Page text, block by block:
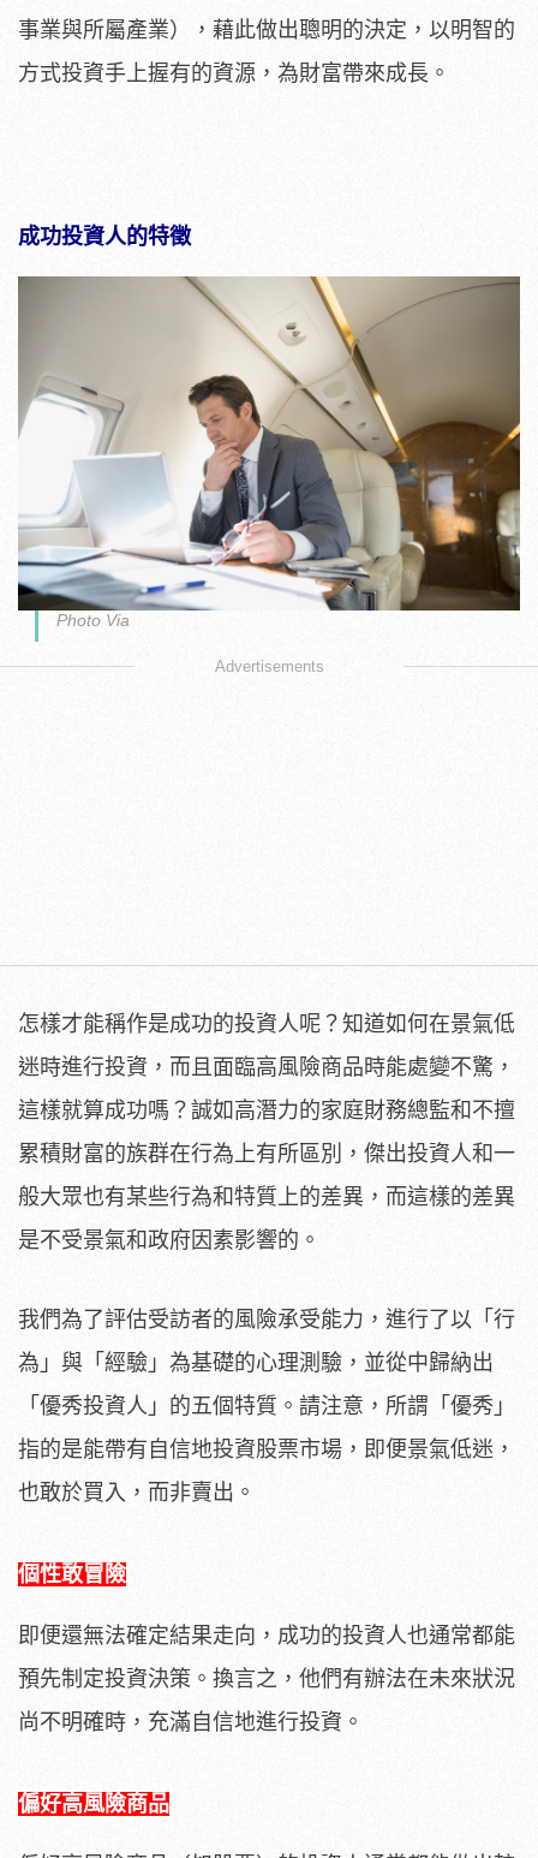
事業與所屬產業），藉此做出聰明的決定，以明智的
方式投資手上握有的資源，為財富帶來成長。
成功投資人的特徵
Photo Via
Advertisements
怎樣才能稱作是成功的投資人呢？知道如何在景氣低
迷時進行投資，而且面臨高風險商品時能處變不驚，
這樣就算成功嗎？誠如高潛力的家庭財務總監和不擅
累積財富的族群在行為上有所區別，傑出投資人和一
般大眾也有某些行為和特質上的差異，而這樣的差異
是不受景氣和政府因素影響的。
我們為了評估受訪者的風險承受能力，進行了以「行
為」與「經驗」為基礎的心理測驗，並從中歸納出
「優秀投資人」的五個特質。請注意，所謂「優秀」
指的是能帶有自信地投資股票市場，即便景氣低迷，
也敢於買入，而非賣出。
個性敢冒險
即便還無法確定結果走向，成功的投資人也通常都能
預先制定投資決策。換言之，他們有辦法在未來狀況
尚不明確時，充滿自信地進行投資。
偏好高風險商品